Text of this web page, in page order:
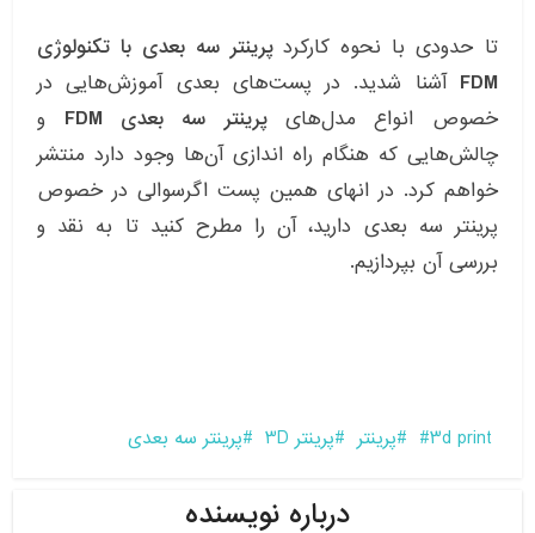
تا حدودی با نحوه کارکردپرینتر سه بعدی با تکنولوژی
FDM آشنا شدید. در پست‌های بعدی آموزش‌هایی در
خصوص انواع مدل‌هایپرینتر سه بعدی FDM
و
چالش‌هایی که هنگام راه اندازی آن‌ها وجود دارد منتشر
خواهم کرد. در انهای همین پست اگرسوالی در خصوص
پرینتر سه بعدی دارید، آن را مطرح کنید تا به نقد و
بررسی آن بپردازیم.
3d print پرینتر پرینتر 3D پرینتر سه بعدی
درباره نویسنده